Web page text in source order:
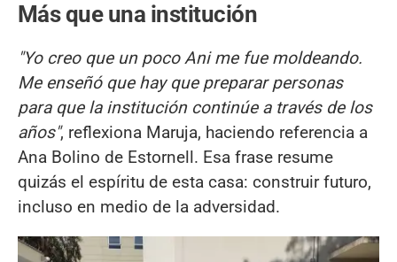
Más que una institución
"Yo creo que un poco Ani me fue moldeando.
Me enseñó que hay que preparar personas
para que la institución continúe a través de los
años", reflexiona Maruja, haciendo referencia a
Ana Bolino de Estornell. Esa frase resume
quizás el espíritu de esta casa: construir futuro,
incluso en medio de la adversidad.